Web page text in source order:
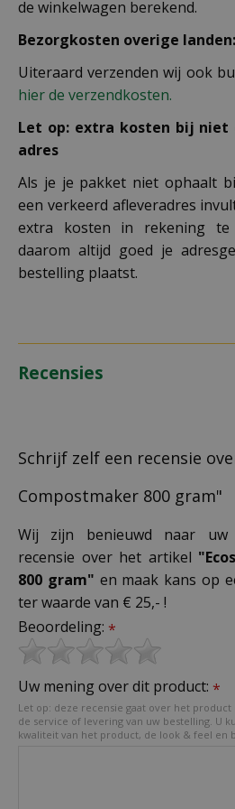
de winkelwagen berekend.
Bezorgkosten overige landen:
Uiteraard verzenden wij ook
hier de verzendkosten.
Let op: extra kosten bij niet
adres
Als je je pakket niet ophaalt
een verkeerd afleveradres
extra kosten in rekening te
daarom altijd goed je
bestelling plaatst.
Recensies
Schrijf zelf een recensie
Compostmaker 800 gram"
Wij zijn benieuwd naar uw
recensie over het artikel
800 gram" en maak kans op
ter waarde van € 25,- !
Beoordeling: *
Uw mening over dit product: *
Let op: deze recensie gaat over het
de service of levering van uw bestelling. U
kwaliteit van het product, de look & feel en